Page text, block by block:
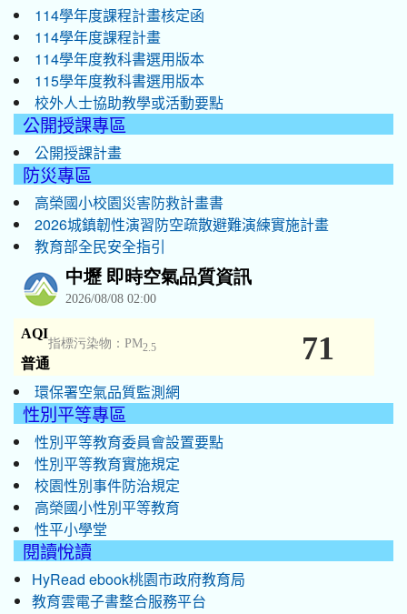
114學年度課程計畫核定函
114學年度課程計畫
114學年度教科書選用版本
115學年度教科書選用版本
校外人士協助教學或活動要點
公開授課專區
公開授課計畫
防災專區
高榮國小校園災害防救計畫書
2026城鎮韌性演習防空疏散避難演練實施計畫
教育部全民安全指引
環保署空氣品質監測網
性別平等專區
性別平等教育委員會設置要點
性別平等教育實施規定
校園性別事件防治規定
高榮國小性別平等教育
性平小學堂
閱讀悅讀
HyRead ebook桃園市政府教育局
教育雲電子書整合服務平台